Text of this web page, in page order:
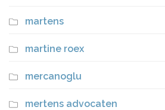
martens
martine roex
mercanoglu
mertens advocaten